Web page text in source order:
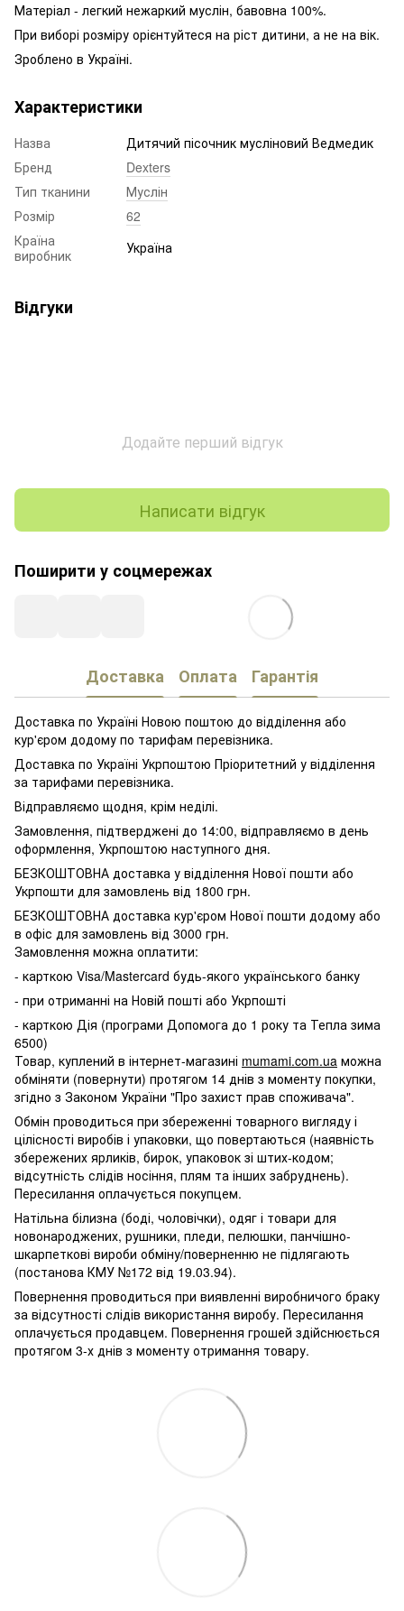
Матеріал - легкий нежаркий муслін, бавовна 100%.
При виборі розміру орієнтуйтеся на ріст дитини, а не на вік.
Зроблено в Україні.
Характеристики
Назва
Дитячий пісочник мусліновий Ведмедик
Бренд
Dexters
Тип тканини
Муслін
Розмір
62
Країна
виробник
Україна
Відгуки
Додайте перший відгук
Написати відгук
Поширити у соцмережах
Доставка Оплата Гарантія
Доставка по Україні Новою поштою до відділення або
кур'єром додому по тарифам перевізника.
Доставка по Україні Укрпоштою Пріоритетний у відділення
за тарифами перевізника.
Відправляємо щодня, крім неділі.
Замовлення, підтверджені до 14:00, відправляємо в день
оформлення, Укрпоштою наступного дня.
БЕЗКОШТОВНА доставка у відділення Нової пошти або
Укрпошти для замовлень від 1800 грн.
БЕЗКОШТОВНА доставка кур'єром Нової пошти додому або
в офіс для замовлень від 3000 грн.
Замовлення можна оплатити:
- карткою Visa/Mastercard будь-якого українського банку
- при отриманні на Новій пошті або Укрпошті
- карткою Дія (програми Допомога до 1 року та Тепла зима
6500)
Товар, куплений в інтернет-магазині mumami.com.ua можна
обміняти (повернути) протягом 14 днів з моменту покупки,
згідно з Законом України "Про захист прав споживача".
Обмін проводиться при збереженні товарного вигляду і
цілісності виробів і упаковки, що повертаються (наявність
збережених ярликів, бирок, упаковок зі штих-кодом;
відсутність слідів носіння, плям та інших забруднень).
Пересилання оплачується покупцем.
Натільна білизна (боді, чоловічки), одяг і товари для
новонароджених, рушники, пледи, пелюшки, панчішно-
шкарпеткові вироби обміну/поверненню не підлягають
(постанова КМУ №172 від 19.03.94).
Повернення проводиться при виявленні виробничого браку
за відсутності слідів використання виробу. Пересилання
оплачується продавцем. Повернення грошей здійснюється
протягом 3-х днів з моменту отримання товару.